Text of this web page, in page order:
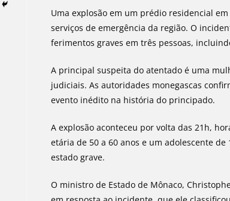
Uma explosão em um prédio residencial
serviços de emergência da região. O
ferimentos graves em três pessoas,
A principal suspeita do atentado é uma
judiciais. As autoridades monegascas
evento inédito na história do principado.
A explosão aconteceu por volta das 21h,
etária de 50 a 60 anos e um adolescente
estado grave.
O ministro de Estado de Mônaco,